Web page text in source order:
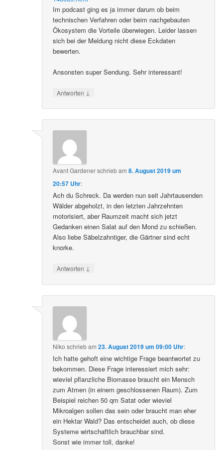
Im podcast ging es ja immer darum ob beim
technischen Verfahren oder beim nachgebauten
Ökosystem die Vorteile überwiegen. Leider lassen
sich bei der Meldung nicht diese Eckdaten
bewerten.
Ansonsten super Sendung. Sehr interessant!
Antworten ↓
Avant Gardenerschriebam8. August 2019 um
20:57 Uhr:
Ach du Schreck. Da werden nun seit Jahrtausenden
Wälder abgeholzt, in den letzten Jahrzehnten
motorisiert, aber Raumzeit macht sich jetzt
Gedanken einen Salat auf den Mond zu schießen.
Also liebe Säbelzahntiger, die Gärtner sind echt
knorke.
Antworten ↓
Niko schriebam23. August 2019 um 09:00 Uhr:
Ich hatte gehoft eine wichtige Frage beantwortet zu
bekommen. Diese Frage interessiert mich sehr:
wieviel pflanzliche Biomasse braucht ein Mensch
zum Atmen (in einem geschlossenen Raum). Zum
Beispiel reichen 50 qm Satat oder wieviel
Mikroalgen sollen das sein oder braucht man eher
ein Hektar Wald? Das entscheidet auch, ob diese
Systeme wirtschaftlich brauchbar sind.
Sonst wie immer toll, danke!